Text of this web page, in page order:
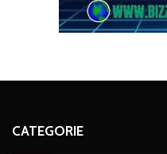
CATEGORIE